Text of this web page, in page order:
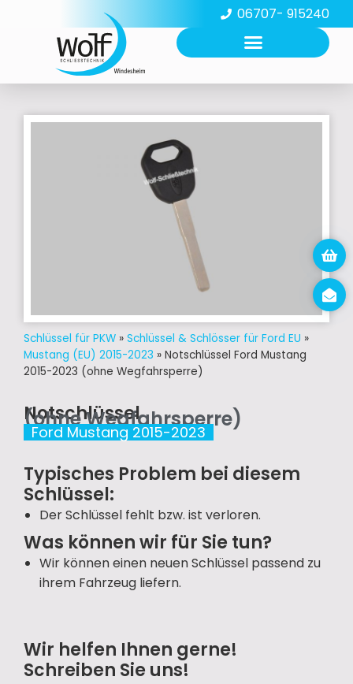
06707- 915240
Schlüssel für PKW » Schlüssel & Schlösser für Ford EU »
Mustang (EU) 2015-2023 » Notschlüssel Ford Mustang
2015-2023 (ohne Wegfahrsperre)
Notschlüssel
(ohne Wegfahrsperre)
Ford Mustang 2015-2023
Typisches Problem bei diesem
Schlüssel:
Der Schlüssel fehlt bzw. ist verloren.
Was können wir für Sie tun?
Wir können einen neuen Schlüssel passend zu
ihrem Fahrzeug liefern.
Wir helfen Ihnen gerne!
Schreiben Sie uns!